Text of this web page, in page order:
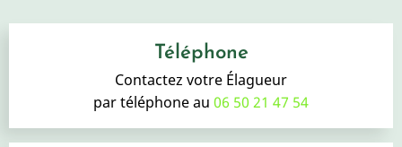
Téléphone
Contactez votre Élagueur
par téléphone au 06 50 21 47 54